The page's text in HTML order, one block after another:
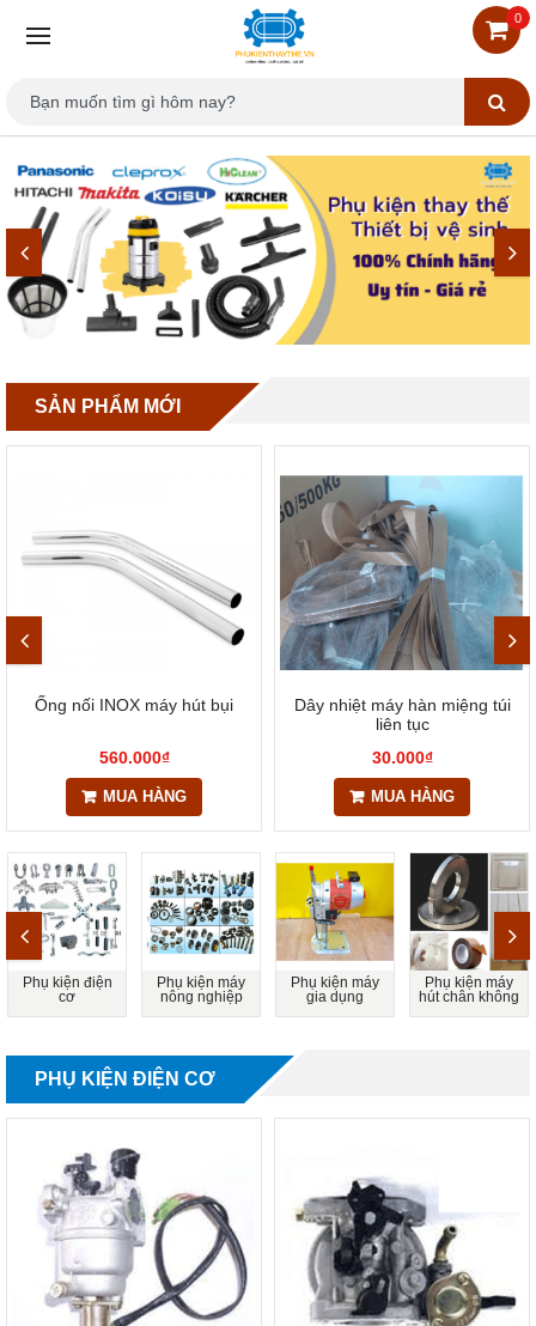
0
SẢN PHẨM MỚI
Ống nối INOX máy hút bụi
560.000₫
MUA HÀNG
Dây nhiệt máy hàn miệng túi
liên tục
30.000₫
MUA HÀNG
Phụ kiện điện
cơ
Phụ kiện máy
nông nghiệp
Phụ kiện máy
gia dụng
Phụ kiện máy
hút chân không
PHỤ KIỆN ĐIỆN CƠ